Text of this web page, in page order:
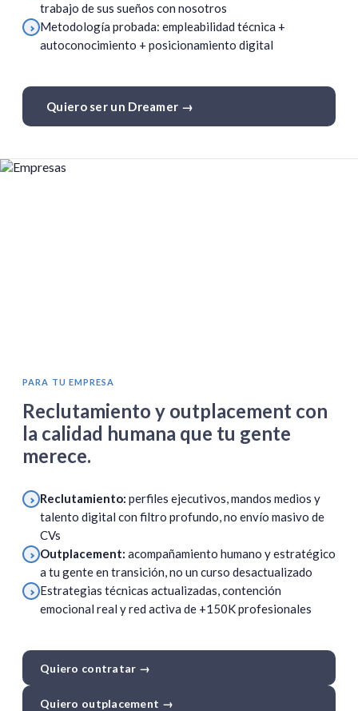
trabajo de sus sueños con nosotros
Metodología probada: empleabilidad técnica +
autoconocimiento + posicionamiento digital
Quiero ser un Dreamer →
PARA TU EMPRESA
Reclutamiento y outplacement con
la calidad humana que tu gente
merece.
Reclutamiento: perfiles ejecutivos, mandos medios y
talento digital con filtro profundo, no envío masivo de
CVs
Outplacement: acompañamiento humano y estratégico
a tu gente en transición, no un curso desactualizado
Estrategias técnicas actualizadas, contención
emocional real y red activa de +150K profesionales
Quiero contratar →
Quiero outplacement →